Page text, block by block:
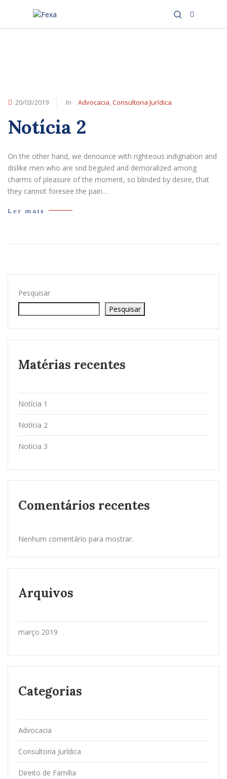
20/03/2019 In Advocacia,Consultoria Jurídica
Notícia 2
On the other hand, we denounce with righteous indignation and
dislike men who are snd beguled and demoralized among
charms of pleasure of the moment, so blinded by desire, that
they cannot foresee the pain…
Ler mais
Pesquisar
Pesquisar
Matérias recentes
Notícia 1
Notícia 2
Notícia 3
Comentários recentes
Nenhum comentário para mostrar.
Arquivos
março 2019
Categorias
Advocacia
Consultoria Jurídica
Direito de Família